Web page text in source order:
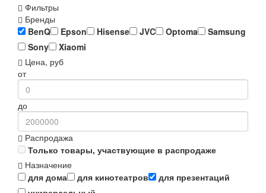
Фильтры
Бренды
BenQ
Epson Hisense JVC Optoma
Samsung
Sony
Xiaomi
Цена, руб
от
до
Распродажа
Только товары, участвующие в распродаже
Назначение
для дома
для кинотеатров
для презентаций